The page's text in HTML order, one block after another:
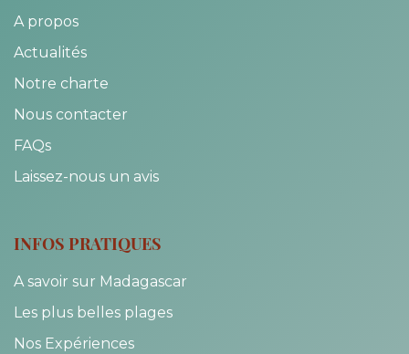
A propos
Actualités
Notre charte
Nous contacter
FAQs
Laissez-nous un avis
INFOS PRATIQUES
A savoir sur Madagascar
Les plus belles plages
Nos Expériences